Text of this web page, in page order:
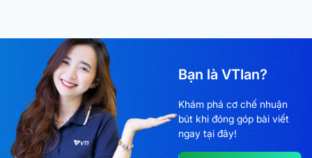
Bạn là VTIan?
Khám phá cơ chế nhuận
bút khi đóng góp bài viết
ngay tại đây!